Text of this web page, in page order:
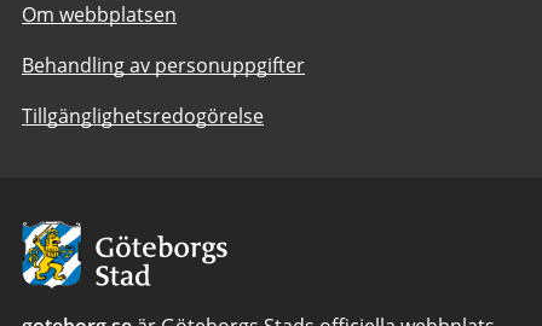
Om webbplatsen
Behandling av personuppgifter
Tillgänglighetsredogörelse
Avsändare:
Göteborgs
Stad